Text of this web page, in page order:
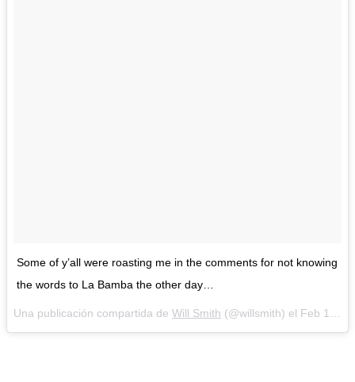
Some of y’all were roasting me in the comments for not knowing
the words to La Bamba the other day…
Una publicación compartida de Will Smith (@willsmith) el Feb 12, 2018 at 9:04 PST